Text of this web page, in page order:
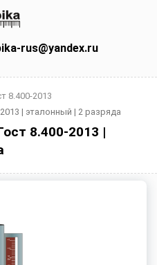
rus@yandex.ru
8.400-2013
| эталонный | 2 разряда
8.400-2013 |